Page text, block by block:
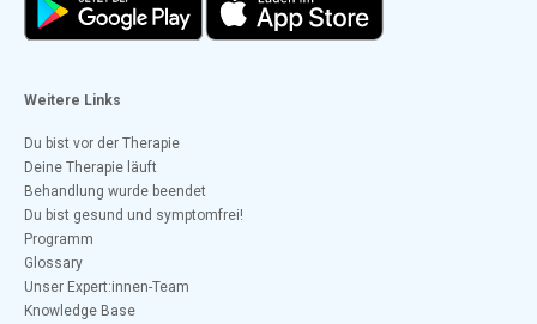
Weitere Links
Du bist vor der Therapie
Deine Therapie läuft
Behandlung wurde beendet
Du bist gesund und symptomfrei!
Programm
Glossary
Unser Expert:innen-Team
Knowledge Base